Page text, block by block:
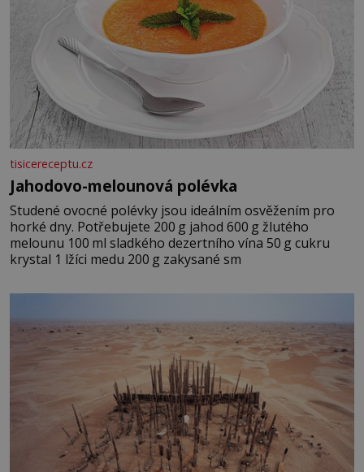
tisicereceptu.cz
Jahodovo-melounová polévka
Studené ovocné polévky jsou ideálním osvěžením pro
horké dny. Potřebujete 200 g jahod 600 g žlutého
melounu 100 ml sladkého dezertního vína 50 g cukru
krystal 1 lžíci medu 200 g zakysané sm